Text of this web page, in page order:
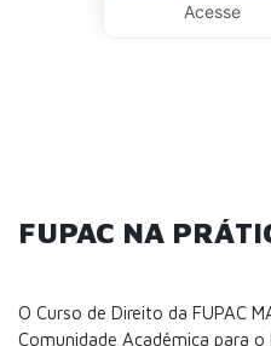
Acesse
FUPAC NA
O Curso de Direito da FUPAC
Comunidade Acadêmica para o